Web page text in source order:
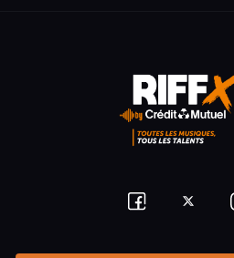
Suivez-
nous